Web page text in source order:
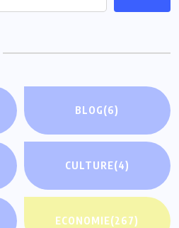
BLOG(6)
CULTURE(4)
ECONOMIE(267)